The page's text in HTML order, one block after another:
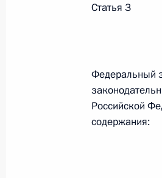
26 июля 2026
Статья 3
Федеральный
Российской
содержания: